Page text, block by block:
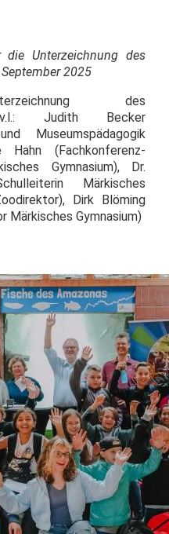
die Unterzeichnung des
2025
des
v.l.: Judith Becker
Museumspädagogik
Hahn (Fachkonferenz-
Gymnasium), Dr.
Märkisches
Dirk Blöming
Märkisches Gymnasium)